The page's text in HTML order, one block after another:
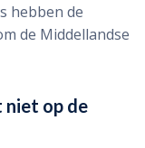
hebben de
de Middellandse
niet op de